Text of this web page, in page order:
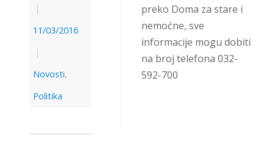
|
11/03/2016
|
Novosti,
Politika
preko Doma za stare i
nemoćne, sve
informacije mogu dobiti
na broj telefona 032-
592-700